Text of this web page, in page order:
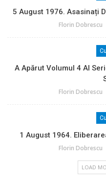
5 August 1976. Asasinați
Florin Dobrescu
A Apărut Volumul 4 Al
Florin Dobrescu
1 August 1964.
Florin Dobrescu
LOAD